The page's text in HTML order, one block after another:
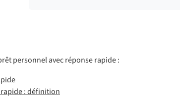
personnel avec réponse rapide :
: définition